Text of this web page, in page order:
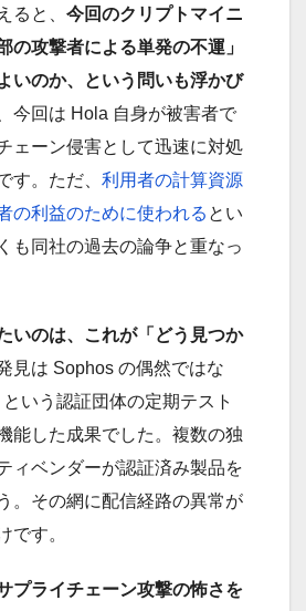
ると、 今回のクリプトマイニ
の攻撃者による単発の不運」
いのか、という問いも浮かび
今回は Hola 自身が被害者で
ェーン侵害として迅速に対処
す。ただ、 利用者の計算資源
の利益のために使われる とい
も同社の過去の論争と重なっ
いのは、これが「どう見つか
見は Sophos の偶然ではな
いう認証団体の定期テスト
能した成果でした。複数の独
ィベンダーが認証済み製品を
。その網に配信経路の異常が
です。
プライチェーン攻撃の怖さを